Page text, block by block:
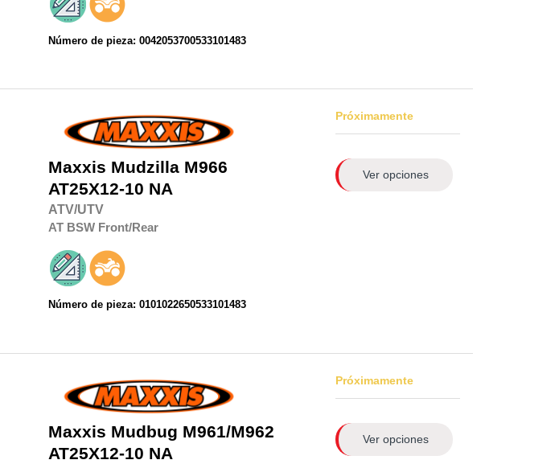
Número de pieza: 0042053700533101483
Maxxis Mudzilla M966
AT25X12-10 NA
ATV/UTV
AT BSW Front/Rear
Número de pieza: 0101022650533101483
Próximamente
Ver opciones
Maxxis Mudbug M961/M962
AT25X12-10 NA
Próximamente
Ver opciones